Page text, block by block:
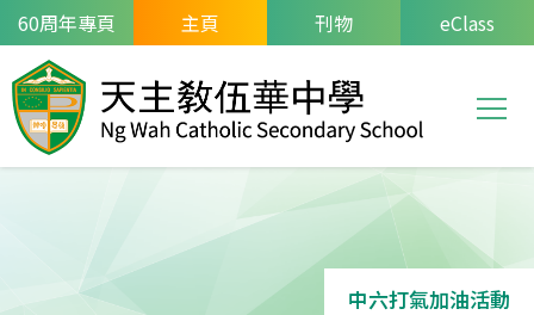
移至主內容
60周年專頁 主頁 刊物 eClass
Main
中六打氣加油活動